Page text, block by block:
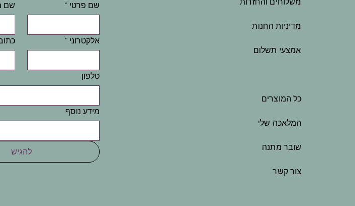
שם פרטי * שם
אלקטרוני *
טלפון
מידע נוסף
להגיש
מדיניות החנות
אמצעי תשלום
כל המוצרים
המלאכה שלי
שובר מתנה
צור קשר